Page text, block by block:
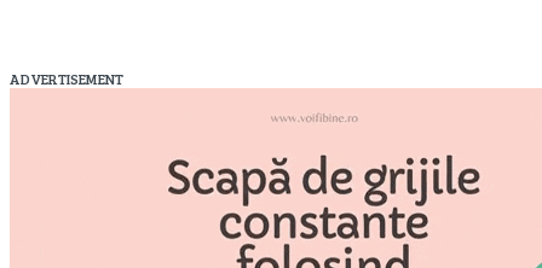
ADVERTISEMENT